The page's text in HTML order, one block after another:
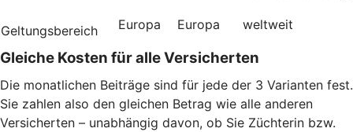
Geltungsbereich Europa Europa weltweit
Gleiche Kosten für alle Versicherten
Die monatlichen Beiträge sind für jede der 3 Varianten fest.
Sie zahlen also den gleichen Betrag wie alle anderen
Versicherten – unabhängig davon, ob Sie Züchterin bzw.